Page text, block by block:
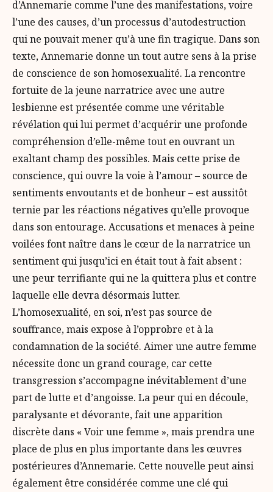
d’Annemarie comme l’une des manifestations, voire
l’une des causes, d’un processus d’autodestruction
qui ne pouvait mener qu’à une fin tragique. Dans son
texte, Annemarie donne un tout autre sens à la prise
de conscience de son homosexualité. La rencontre
fortuite de la jeune narratrice avec une autre
lesbienne est présentée comme une véritable
révélation qui lui permet d’acquérir une profonde
compréhension d’elle-même tout en ouvrant un
exaltant champ des possibles. Mais cette prise de
conscience, qui ouvre la voie à l’amour – source de
sentiments envoutants et de bonheur – est aussitôt
ternie par les réactions négatives qu’elle provoque
dans son entourage. Accusations et menaces à peine
voilées font naître dans le cœur de la narratrice un
sentiment qui jusqu’ici en était tout à fait absent :
une peur terrifiante qui ne la quittera plus et contre
laquelle elle devra désormais lutter.
L’homosexualité, en soi, n’est pas source de
souffrance, mais expose à l’opprobre et à la
condamnation de la société. Aimer une autre femme
nécessite donc un grand courage, car cette
transgression s’accompagne inévitablement d’une
part de lutte et d’angoisse. La peur qui en découle,
paralysante et dévorante, fait une apparition
discrète dans « Voir une femme », mais prendra une
place de plus en plus importante dans les œuvres
postérieures d’Annemarie. Cette nouvelle peut ainsi
également être considérée comme une clé qui